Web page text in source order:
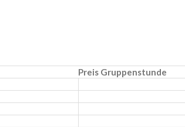
Preis Gruppenstunde